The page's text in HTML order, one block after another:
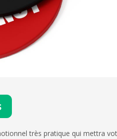
très pratique qui mettra